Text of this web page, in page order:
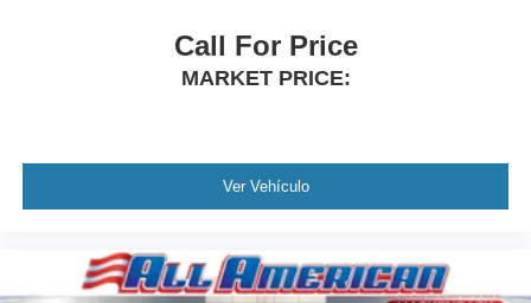
Call For Price
MARKET PRICE:
Ver Vehículo